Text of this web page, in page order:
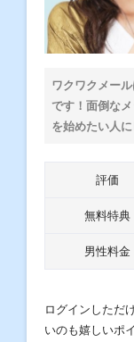
ワクワクメー
です！面倒な
を始めたい人に
評価
無料特典
男性料金
ログインしただ
いのも嬉しいポ